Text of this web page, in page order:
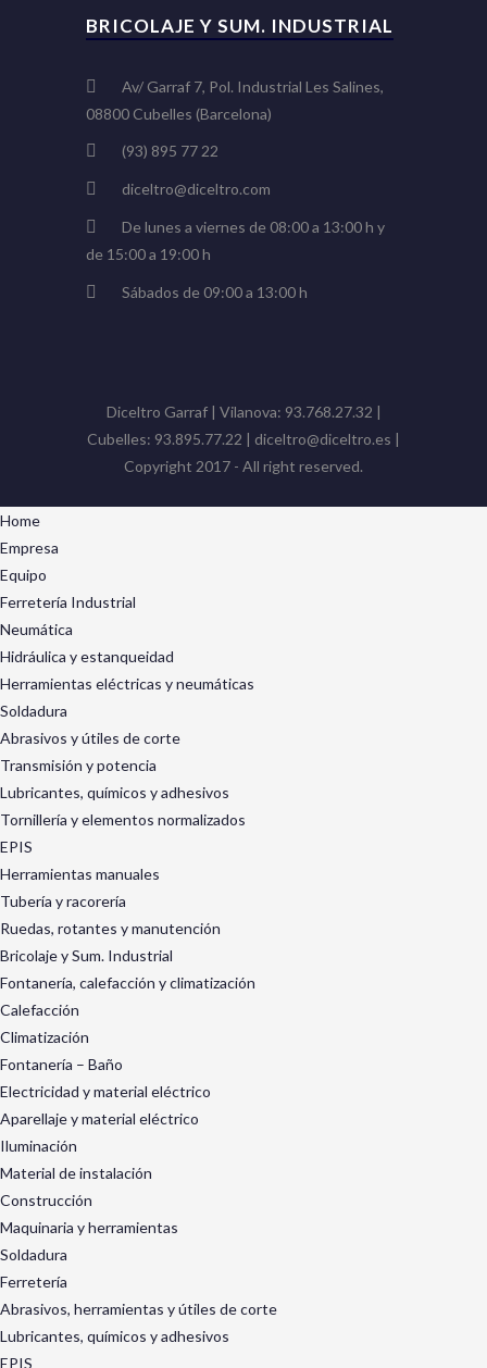
BRICOLAJE Y SUM. INDUSTRIAL
Av/ Garraf 7, Pol. Industrial Les Salines,
08800 Cubelles (Barcelona)
(93) 895 77 22
diceltro@diceltro.com
De lunes a viernes de 08:00 a 13:00 h y
de 15:00 a 19:00 h
Sábados de 09:00 a 13:00 h
Diceltro Garraf | Vilanova: 93.768.27.32 |
Cubelles: 93.895.77.22 | diceltro@diceltro.es |
Copyright 2017 - All right reserved.
Home
Empresa
Equipo
Ferretería Industrial
Neumática
Hidráulica y estanqueidad
Herramientas eléctricas y neumáticas
Soldadura
Abrasivos y útiles de corte
Transmisión y potencia
Lubricantes, químicos y adhesivos
Tornillería y elementos normalizados
EPIS
Herramientas manuales
Tubería y racorería
Ruedas, rotantes y manutención
Bricolaje y Sum. Industrial
Fontanería, calefacción y climatización
Calefacción
Climatización
Fontanería – Baño
Electricidad y material eléctrico
Aparellaje y material eléctrico
Iluminación
Material de instalación
Construcción
Maquinaria y herramientas
Soldadura
Ferretería
Abrasivos, herramientas y útiles de corte
Lubricantes, químicos y adhesivos
EPIS